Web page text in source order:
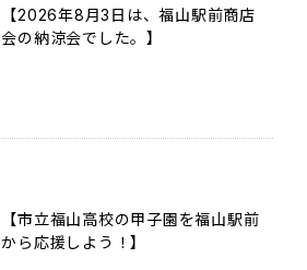
【2026年8月3日は、福山駅前商店
会の納涼会でした。】
【市立福山高校の甲子園を福山駅前
から応援しよう！】